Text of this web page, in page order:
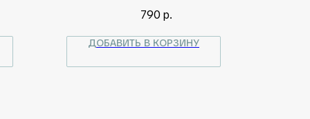
790 р.
ДОБАВИТЬ В КОРЗИНУ